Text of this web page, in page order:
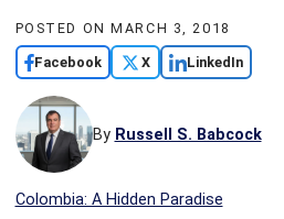
POSTED ONMARCH 3, 2018
Facebook X LinkedIn
By Russell S. Babcock
Colombia: A Hidden Paradise